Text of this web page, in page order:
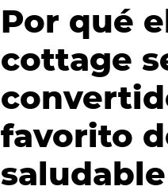
Por qué
cottage
favorito
saludable